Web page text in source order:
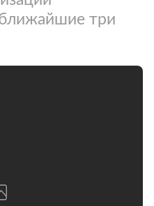
три